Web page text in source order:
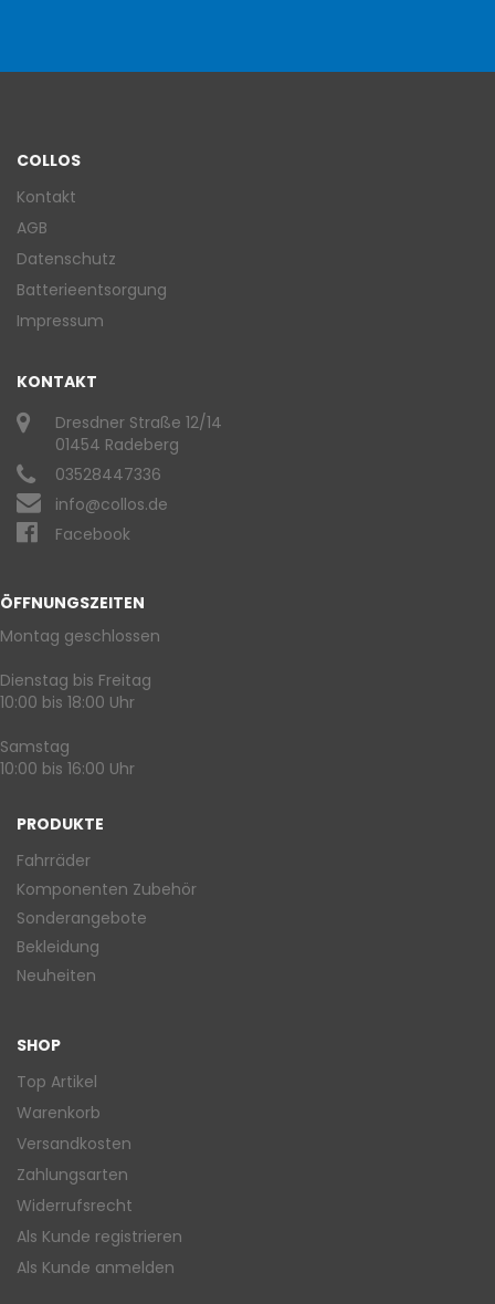
COLLOS
Kontakt
AGB
Datenschutz
Batterieentsorgung
Impressum
KONTAKT
Dresdner Straße 12/14
01454 Radeberg
03528447336
info@collos.de
Facebook
ÖFFNUNGSZEITEN
Montag geschlossen
Dienstag bis Freitag
10:00 bis 18:00 Uhr
Samstag
10:00 bis 16:00 Uhr
PRODUKTE
Fahrräder
Komponenten Zubehör
Sonderangebote
Bekleidung
Neuheiten
SHOP
Top Artikel
Warenkorb
Versandkosten
Zahlungsarten
Widerrufsrecht
Als Kunde registrieren
Als Kunde anmelden